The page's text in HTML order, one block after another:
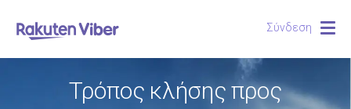
Σύνδεση
Τρόπος κλήσης προς